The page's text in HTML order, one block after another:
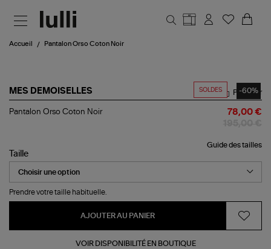
Accueil Pantalon Orso Coton Noir
SOLDES -60%
MES DEMOISELLES
Pantalon
Partager
Pantalon Orso Coton Noir 78,00 €
Guide des tailles
Taille
Prendre votre taille habituelle.
AJOUTER AU PANIER
VOIR DISPONIBILITÉ EN BOUTIQUE